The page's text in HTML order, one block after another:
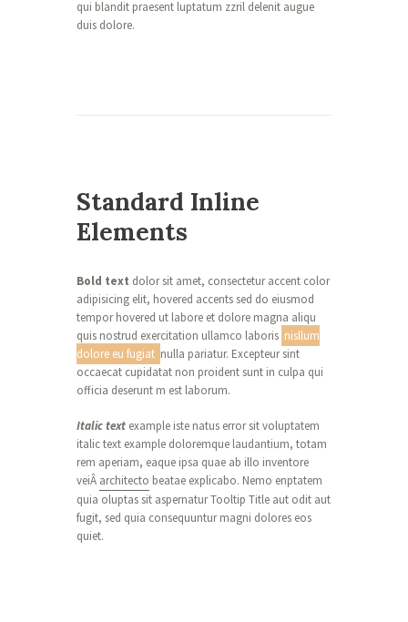
qui blandit praesent luptatum zzril delenit augue
duis dolore.
Standard Inline
Elements
Bold text dolor sit amet, consectetur accent color
adipisicing elit, hovered accents sed do eiusmod
tempor hovered ut labore et dolore magna aliqu
quis nostrud exercitation ullamco laboris nisllum
dolore eu fugiat nulla pariatur. Excepteur sint
occaecat cupidatat non proident sunt in culpa qui
officia deserunt m est laborum.
Italic text example iste natus error sit voluptatem
italic text example doloremque laudantium, totam
rem aperiam, eaque ipsa quae ab illo inventore
veiÂ architecto beatae explicabo. Nemo enptatem
quia oluptas sit aspernatur Tooltip Title aut odit aut
fugit, sed quia consequuntur magni dolores eos
quiet.